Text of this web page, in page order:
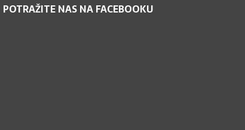
POTRAŽITE NAS NA FACEBOOKU